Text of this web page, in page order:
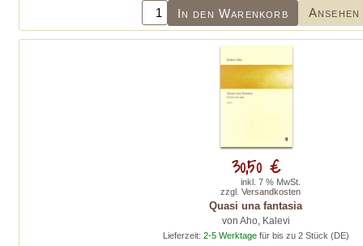
In den Warenkorb Ansehen
Quasi una fantasia
von Aho, Kalevi
Lieferzeit: 2-5 Werktagefür bis zu 2 Stück (DE)
30,50 €
inkl. 7 % MwSt.
zzgl. Versandkosten